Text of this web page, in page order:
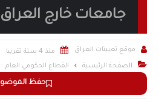
جامعات خارج العراق 2022
حفظ
 موقع تعيينات العراق  منذ 4 سنة تقريبا
 الصفحة الرئيسية القطاع الحكومي العام